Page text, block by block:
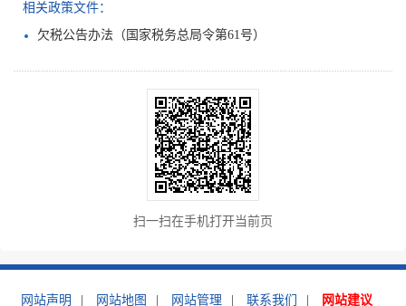
相关政策文件：
欠税公告办法（国家税务总局令第61号）
扫一扫在手机打开当前页
网站声明 网站地图 网站管理 联系我们 网站建议